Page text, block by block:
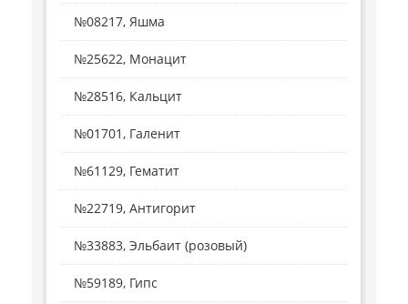
№08217, Яшма
№25622, Монацит
№28516, Кальцит
№01701, Галенит
№61129, Гематит
№22719, Антигорит
№33883, Эльбаит (розовый)
№59189, Гипс